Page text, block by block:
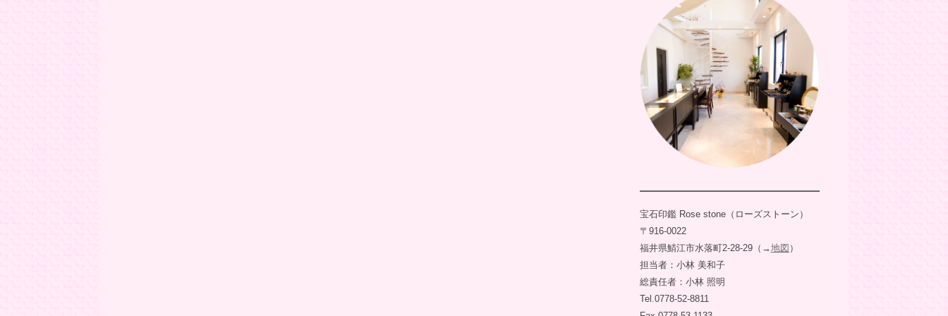
宝石印鑑 Rose stone（ローズストーン）
〒916-0022
福井県鯖江市水落町2-28-29（→地図 ）
担当者：小林 美和子
総責任者：小林 照明
Tel.0778-52-8811